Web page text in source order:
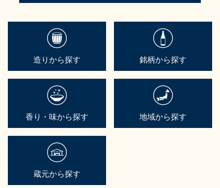
造りから探す 銘柄から探す
香り・味から探す 地域から探す
蔵元から探す